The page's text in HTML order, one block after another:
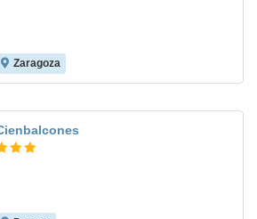
Zaragoza